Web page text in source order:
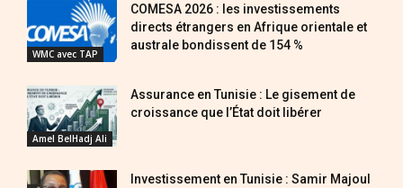
WMC avec TAP
COMESA 2026 : les investissements
directs étrangers en Afrique orientale et
australe bondissent de 154 %
Amel BelHadj Ali
Assurance en Tunisie : Le gisement de
croissance que l’État doit libérer
Investissement en Tunisie : Samir Majoul